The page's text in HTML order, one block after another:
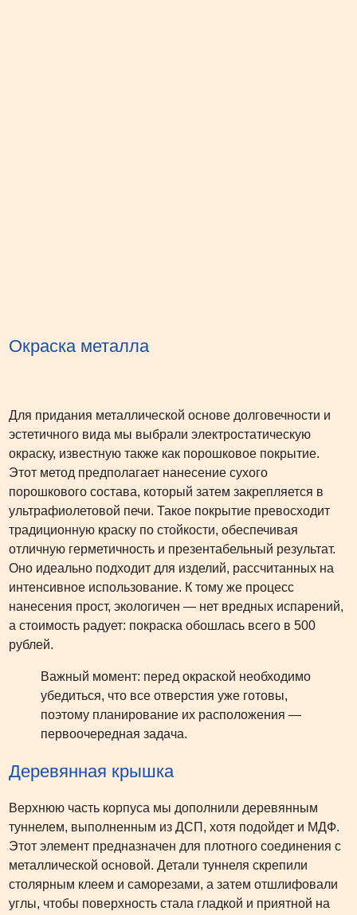
Окраска металла
Для придания металлической основе долговечности и
эстетичного вида мы выбрали электростатическую
окраску, известную также как порошковое покрытие.
Этот метод предполагает нанесение сухого
порошкового состава, который затем закрепляется в
ультрафиолетовой печи. Такое покрытие превосходит
традиционную краску по стойкости, обеспечивая
отличную герметичность и презентабельный результат.
Оно идеально подходит для изделий, рассчитанных на
интенсивное использование. К тому же процесс
нанесения прост, экологичен — нет вредных испарений,
а стоимость радует: покраска обошлась всего в 500
рублей.
Важный момент: перед окраской необходимо
убедиться, что все отверстия уже готовы,
поэтому планирование их расположения —
первоочередная задача.
Деревянная крышка
Верхнюю часть корпуса мы дополнили деревянным
туннелем, выполненным из ДСП, хотя подойдет и МДФ.
Этот элемент предназначен для плотного соединения с
металлической основой. Детали туннеля скрепили
столярным клеем и саморезами, а затем отшлифовали
углы, чтобы поверхность стала гладкой и приятной на